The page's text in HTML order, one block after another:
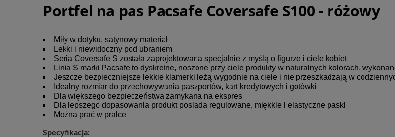
Portfel na pas Pacsafe Coversafe S100 - różowy
Miły w dotyku, satynowy materiał
Lekki i niewidoczny pod ubraniem
Seria Coversafe S została zaprojektowana specjalnie z myślą o figurze i ciele kobiet
Linia S marki Pacsafe to dyskretne, noszone przy ciele produkty w naturalnych kolorach,
Jeszcze bezpieczniejsze lekkie klamerki leżą wygodnie na ciele i nie przeszkadzają w
Idealny rozmiar do przechowywania paszportów, kart kredytowych i gotówki
Dla większego bezpieczeństwa zamykana na ekspres
Dla lepszego dopasowania produkt posiada regulowane, miękkie i elastyczne paski
Można prać w pralce
Specyfikacja: